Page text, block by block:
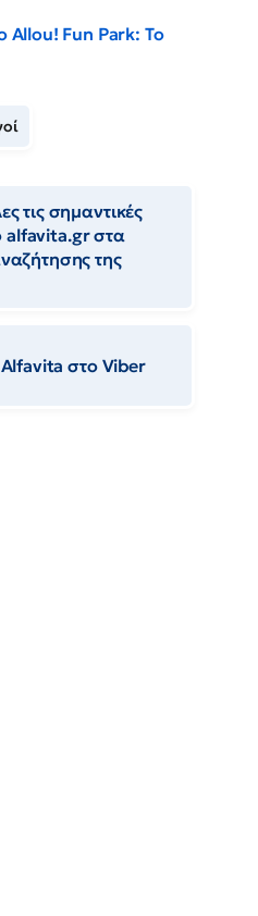
Allou! Fun Park: Το
τις σημαντικές
alfavita.gr στα
της
στο Viber